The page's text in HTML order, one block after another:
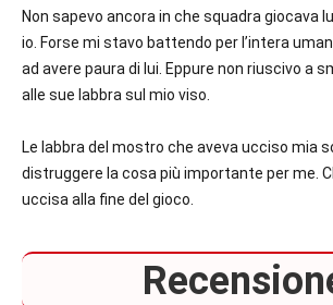
Non sapevo ancora in che squadra giocava
io. Forse mi stavo battendo per l’intera
ad avere paura di lui. Eppure non riuscivo a
alle sue labbra sul mio viso.
Le labbra del mostro che aveva ucciso mia
distruggere la cosa più importante per me.
uccisa alla fine del gioco.